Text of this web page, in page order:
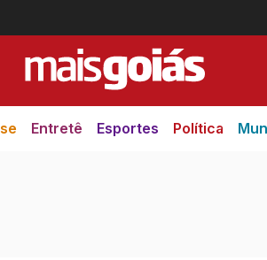
Entretê Esportes Política